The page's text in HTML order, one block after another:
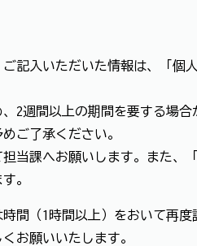
記入いただいた情報は、「個
2週間以上の期間を要する場
ご了承ください。
当課へお願いします。また、
。
間（1時間以上）をおいて再
お願いいたします。